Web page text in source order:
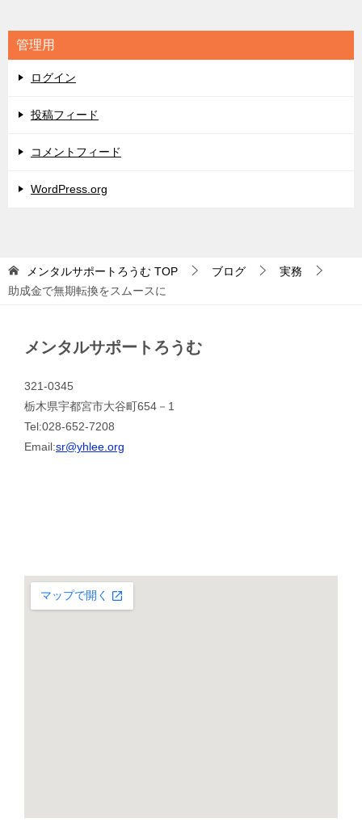
リ
ー
管理用
ログイン
投稿フィード
コメントフィード
WordPress.org
メンタルサポートろうむ TOP ブログ
実務
助成金で無期転換をスムースに
メンタルサポートろうむ
321-0345
栃木県宇都宮市大谷町654－1
Tel:028-652-7208
Email:sr@yhlee.org